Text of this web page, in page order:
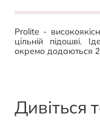
Prolite -
цільній підошві.
окремо додаються
Дивіться